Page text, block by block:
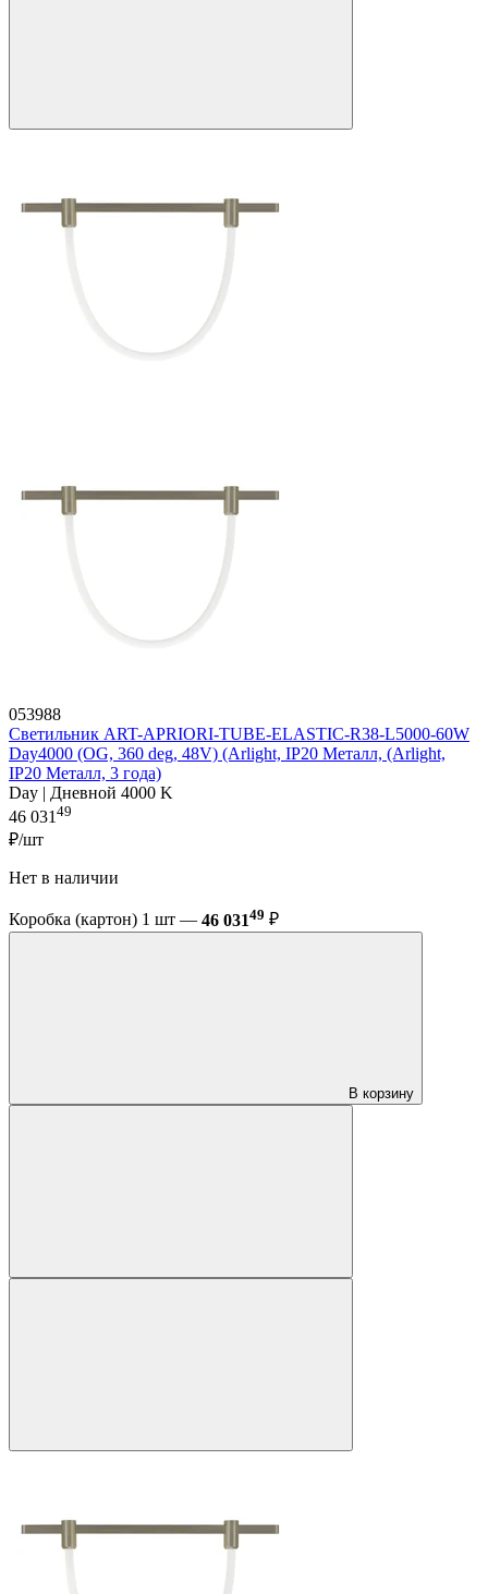
053988
Светильник ART-APRIORI-TUBE-ELASTIC-R38-L5000-60W
Day4000 (OG, 360 deg, 48V) (Arlight, IP20 Металл, (Arlight,
IP20 Металл, 3 года)
Day | Дневной 4000 K
46 03149
₽/шт
Нет в наличии
Коробка (картон) 1 шт — 46 03149 ₽
В корзину